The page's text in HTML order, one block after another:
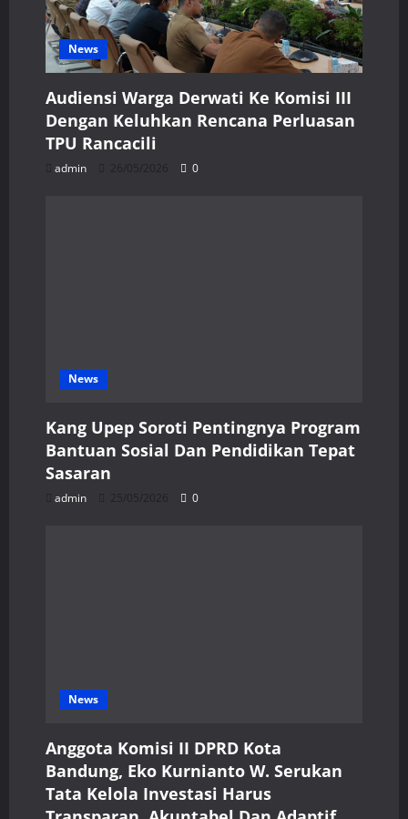
News
Audiensi Warga Derwati Ke Komisi III
Dengan Keluhkan Rencana Perluasan
TPU Rancacili
admin 26/05/2026 0
News
Kang Upep Soroti Pentingnya Program
Bantuan Sosial Dan Pendidikan Tepat
Sasaran
admin 25/05/2026 0
News
Anggota Komisi II DPRD Kota
Bandung, Eko Kurnianto W. Serukan
Tata Kelola Investasi Harus